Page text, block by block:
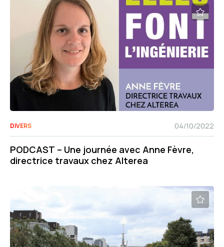
DIVERS 04/10/2022
PODCAST – Une journée avec Anne Fèvre,
directrice travaux chez Alterea